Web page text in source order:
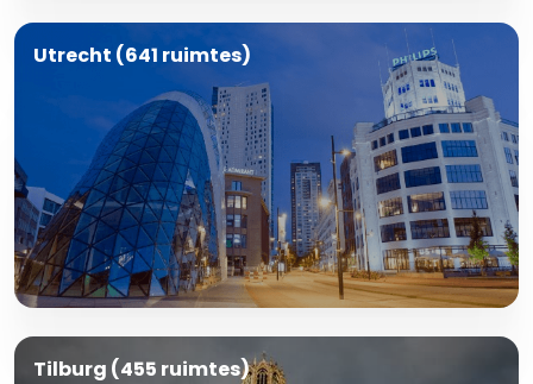
Utrecht (641 ruimtes)
Tilburg (455 ruimtes)